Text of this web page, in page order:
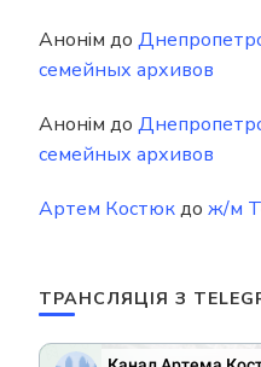
Анонім до
семейных архивов
Анонім до
семейных архивов
Артем Костюкдо ж/м
ТРАНСЛЯЦІЯ З